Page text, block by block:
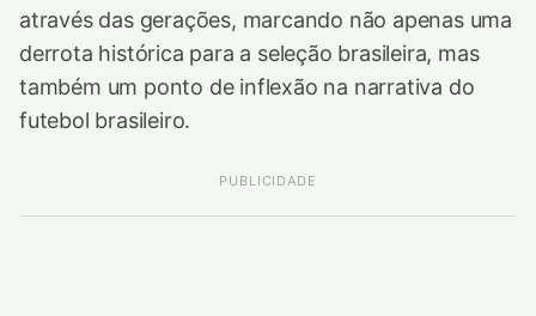
através das gerações, marcando não apenas uma
derrota histórica para a seleção brasileira, mas
também um ponto de inflexão na narrativa do
futebol brasileiro.
PUBLICIDADE